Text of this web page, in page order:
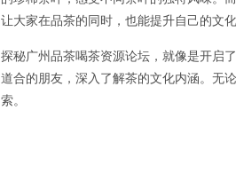
让大家在品茶的同时，也能提升自己的文化
探秘广州品茶喝茶资源论坛，就像是开启
道合的朋友，深入了解茶的文化内涵。无
索。